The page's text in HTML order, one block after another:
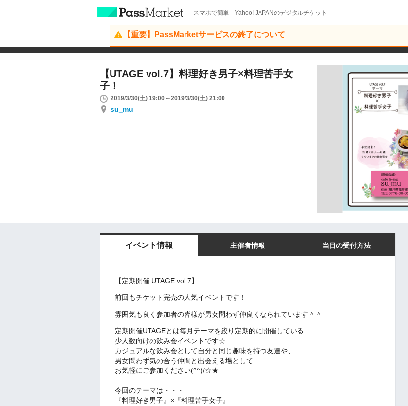
スマホで簡単 Yahoo! JAPANのデジタルチケット
【重要】PassMarketサービスの終了について
【UTAGE vol.7】料理好き男子×料理苦手女
子！
2019/3/30(土) 19:00～2019/3/30(土) 21:00
su_mu
イベント情報 主催者情報 当日の受付方法
【定期開催 UTAGE vol.7】
前回もチケット完売の人気イベントです！
雰囲気も良く参加者の皆様が男女問わず仲良くなられています＾＾
定期開催UTAGEとは毎月テーマを絞り定期的に開催している
少人数向けの飲み会イベントです☆
カジュアルな飲み会として自分と同じ趣味を持つ友達や、
男女問わず気の合う仲間と出会える場として
お気軽にご参加ください(^^)/☆★
今回のテーマは・・・
『料理好き男子』×『料理苦手女子』